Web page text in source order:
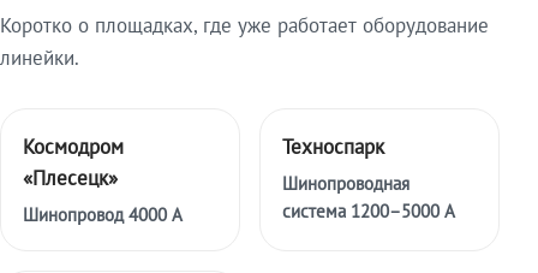
Коротко о площадках, где уже работает оборудование
линейки.
Космодром
«Плесецк»
Шинопровод 4000 А
Техноспарк
Шинопроводная
система 1200–5000 А